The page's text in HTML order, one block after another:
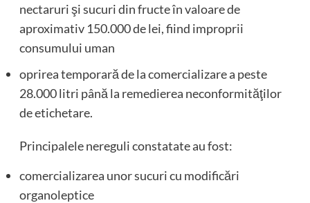
nectaruri şi sucuri din fructe în valoare de
aproximativ 150.000 de lei, fiind improprii
consumului uman
oprirea temporară de la comercializare a peste
28.000 litri până la remedierea neconformităţilor
de etichetare.
Principalele nereguli constatate au fost:
comercializarea unor sucuri cu modificări
organoleptice